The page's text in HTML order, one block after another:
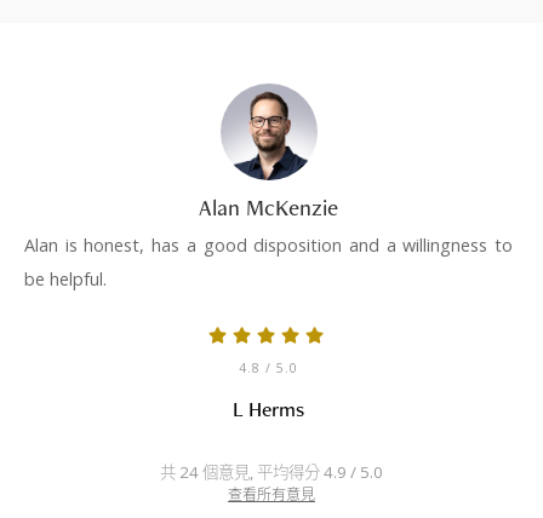
Alan McKenzie
Alan is honest, has a good disposition and a willingness to
be helpful.
4.8 / 5.0
L Herms
共 24 個意見, 平均得分 4.9 / 5.0
查看所有意見